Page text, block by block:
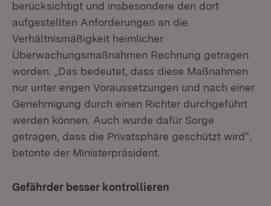
berücksichtigt und insbesondere den dort
aufgestellten Anforderungen an die
Verhältnismäßigkeit heimlicher
Überwachungsmaßnahmen Rechnung getragen
worden. „Das bedeutet, dass diese Maßnahmen
nur unter engen Voraussetzungen und nach einer
Genehmigung durch einen Richter durchgeführt
werden können. Auch wurde dafür Sorge
getragen, dass die Privatsphäre geschützt wird“,
betonte der Ministerpräsident.
Gefährder besser kontrollieren